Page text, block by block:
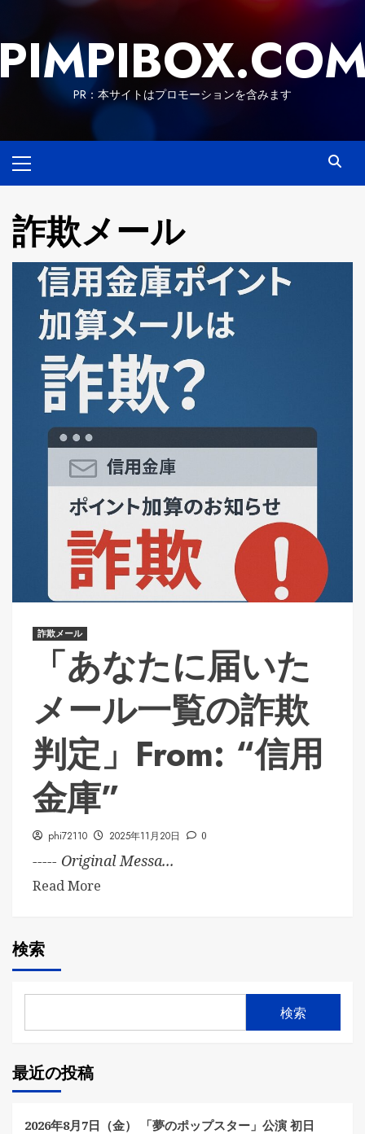
content
PR：本サイトはプロモーションを含みます
Menu
詐欺メール
詐欺メール
「あなたに届いた
メール一覧の詐欺
判定」From: “信用
金庫”
phi72110 2025年11月20日 0
----- Original Messa...
Read More
検索
検索
最近の投稿
2026年8月7日（金） 「夢のポップスター」公演 初日